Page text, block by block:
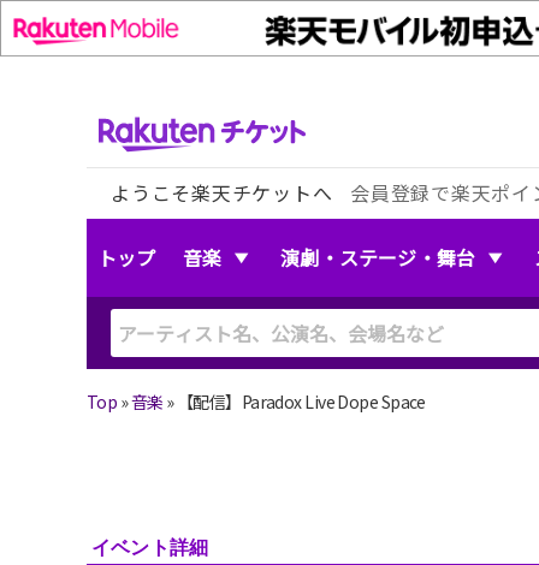
ようこそ楽天チケットへ 会員登録で楽天ポ
トップ 音楽 演劇・ステージ・舞台
Top »音楽 » 【配信】Paradox Live Dope Space
イベント詳細